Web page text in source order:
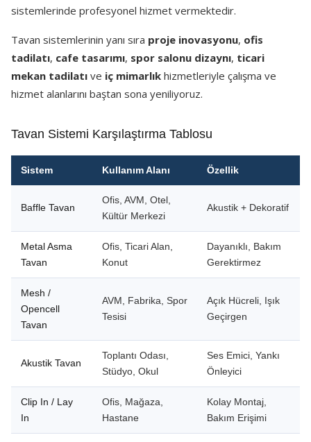
sistemlerinde profesyonel hizmet vermektedir.
Tavan sistemlerinin yanı sıra proje inovasyonu, ofis
tadilatı, cafe tasarımı, spor salonu dizaynı, ticari
mekan tadilatı ve iç mimarlık hizmetleriyle çalışma ve
hizmet alanlarını baştan sona yeniliyoruz.
Tavan Sistemi Karşılaştırma Tablosu
Sistem Kullanım Alanı Özellik
Baffle Tavan
Ofis, AVM, Otel,
Kültür Merkezi
Akustik + Dekoratif
Metal Asma
Tavan
Ofis, Ticari Alan,
Konut
Dayanıklı, Bakım
Gerektirmez
Mesh /
Opencell
Tavan
AVM, Fabrika, Spor
Tesisi
Açık Hücreli, Işık
Geçirgen
Akustik Tavan
Toplantı Odası,
Stüdyo, Okul
Ses Emici, Yankı
Önleyici
Clip In / Lay
In
Ofis, Mağaza,
Hastane
Kolay Montaj,
Bakım Erişimi